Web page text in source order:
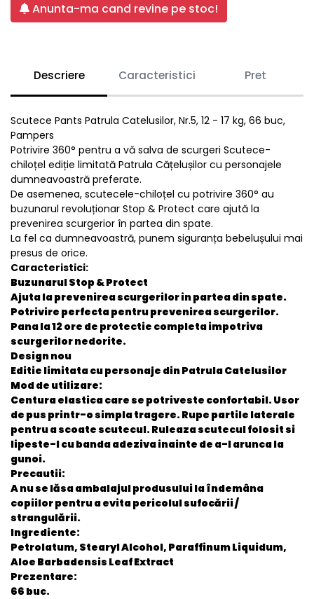
Anunta-ma cand revine pe stoc!
Descriere Caracteristici Pret
Scutece Pants Patrula Catelusilor, Nr.5, 12 - 17 kg, 66 buc,
Pampers
Potrivire 360° pentru a vă salva de scurgeri Scutece-
chiloțel ediție limitată Patrula Cățelușilor cu personajele
dumneavoastră preferate.
De asemenea, scutecele-chiloțel cu potrivire 360° au
buzunarul revoluționar Stop & Protect care ajută la
prevenirea scurgerior în partea din spate.
La fel ca dumneavoastră, punem siguranța bebelușului mai
presus de orice.
Caracteristici:
Buzunarul Stop & Protect
Ajuta la prevenirea scurgerilor in partea din spate.
Potrivire perfecta pentru prevenirea scurgerilor.
Pana la 12 ore de protectie completa impotriva
scurgerilor nedorite.
Design nou
Editie limitata cu personaje din Patrula Catelusilor
Mod de utilizare:
Centura elastica care se potriveste confortabil.Usor
de pus printr-o simpla tragere.Rupe partile laterale
pentru a scoate scutecul.Ruleaza scutecul folosit si
lipeste-l cu banda adeziva inainte de a-l arunca la
gunoi.
Precautii:
A nu se lăsa ambalajul produsului la îndemâna
copiilor pentru a evita pericolul sufocării /
strangulării.
Ingrediente:
Petrolatum, Stearyl Alcohol, Paraffinum Liquidum,
Aloe Barbadensis Leaf Extract
Prezentare:
66 buc.